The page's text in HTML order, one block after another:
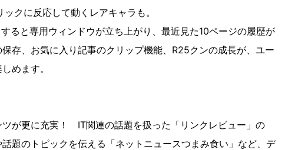
クに反応して動くレアキャラも。
ると専用ウィンドウが立ち上がり、最近見た10ページの履歴が
存、お気に入り記事のクリップ機能、R25クンの成長が、ユー
めます。
ツが更に充実！ IT関連の話題を扱った「リンクレビュー」の
題のトピックを伝える「ネットニュースつまみ食い」など、デ